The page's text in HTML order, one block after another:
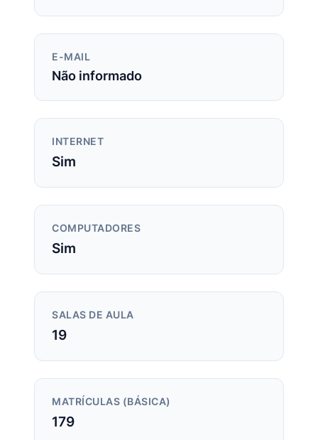
E-MAIL
Não informado
INTERNET
Sim
COMPUTADORES
Sim
SALAS DE AULA
19
MATRÍCULAS (BÁSICA)
179